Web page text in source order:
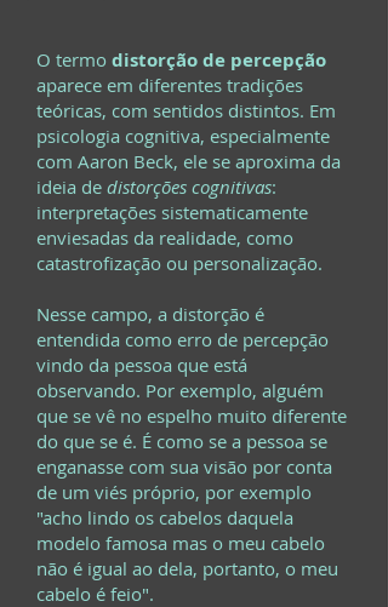
O termo distorção de percepção
aparece em diferentes tradições
teóricas, com sentidos distintos. Em
psicologia cognitiva, especialmente
com Aaron Beck, ele se aproxima da
ideia de distorções cognitivas:
interpretações sistematicamente
enviesadas da realidade, como
catastrofização ou personalização.
Nesse campo, a distorção é
entendida como erro de percepção
vindo da pessoa que está
observando. Por exemplo, alguém
que se vê no espelho muito diferente
do que se é. É como se a pessoa se
enganasse com sua visão por conta
de um viés próprio, por exemplo
"acho lindo os cabelos daquela
modelo famosa mas o meu cabelo
não é igual ao dela, portanto, o meu
cabelo é feio".